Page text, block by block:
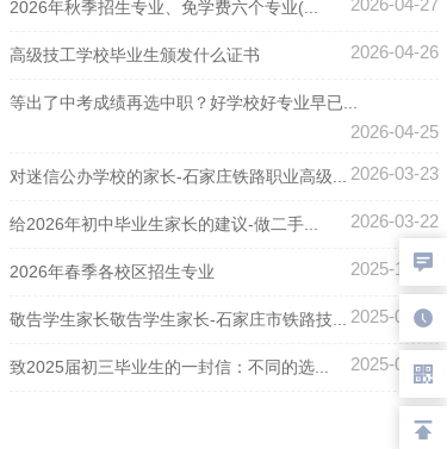
2026年秋季招生专业、免学费六个专业(...
高级技工学校毕业生颁发什么证书 2026-04-26
等出了中考成绩再选中职？好学校好专业早已...
2026-04-25
对迷信公办学校的家长-石家庄铁路职业高级... 2026-03-23
给2026年初中毕业生家长的建议-做二手... 2026-03-22
2026年春季各校区招生专业 2025-12-15
敬告学生家长敬告学生家长-石家庄市铁路技... 2025-06-24
致2025届初三毕业生的一封信：不同的选... 2025-05-27